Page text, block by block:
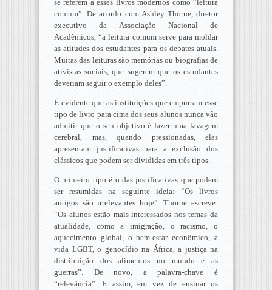
se referem a esses livros modernos como “leitura
comum”. De acordo com Ashley Thorne, diretor
executivo da Associação Nacional de
Acadêmicos, “a leitura comum serve para moldar
as atitudes dos estudantes para os debates atuais.
Muitas das leituras são memórias ou biografias de
ativistas sociais, que sugerem que os estudantes
deveriam seguir o exemplo deles”.
É evidente que as instituições que empurram esse
tipo de livro para cima dos seus alunos nunca vão
admitir que o seu objetivo é fazer uma lavagem
cerebral, mas, quando pressionadas, elas
apresentam justificativas para a exclusão dos
clássicos que podem ser divididas em três tipos.
O primeiro tipo é o das justificativas que podem
ser resumidas na seguinte ideia: “Os livros
antigos são irrelevantes hoje”. Thorne escreve:
“Os alunos estão mais interessados nos temas da
atualidade, como a imigração, o racismo, o
aquecimento global, o bem-estar econômico, a
vida LGBT, o genocídio na África, a justiça na
distribuição dos alimentos no mundo e as
guerras”. De novo, a palavra-chave é
“relevância”. E assim, em vez de ensinar os